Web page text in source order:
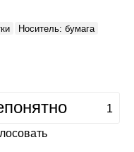
Носитель: бумага
1